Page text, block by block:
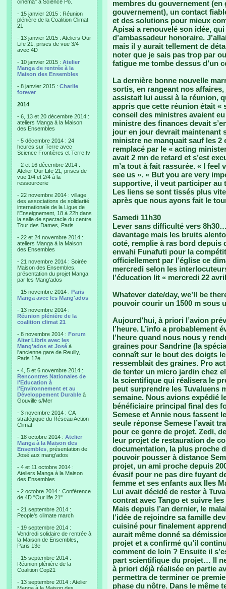
cinéma" à Science Po.
- 15 janvier 2015 : Réunion
plénière de la Coalition Climat
21
- 13 janvier 2015 : Ateliers Our
Life 21, prises de vue 3/4
avec 4D
- 10 janvier 2015 : Atelier
Manga de rentrée à la
Maison des Ensembles
- 8 janvier 2015 : Charlie
forever
2014
- 6, 13 et 20 décembre 2014 :
ateliers Manga à la Maison
des Ensembles
- 5 décembre 2014 : 24
heures sur Terre avec
Science Frontières et Terre.tv
- 2 et 16 décembre 2014 :
Atelier Our Life 21, prises de
vue 1/4 et 2/4 à la
ressourcerie
- 22 novembre 2014 : village
des associations de solidarité
internationale de la Ligue de
l'Enseignement, 18 à 22h dans
la salle de spectacle du centre
Tour des Dames, Paris
- 22 et 24 novembre 2014 :
ateliers Manga à la Maison
des Ensembles
- 21 novembre 2014 : Soirée
Maison des Ensembles,
présentation du projet Manga
par les Mang'ados
- 15 novembre 2014 : Paris
Manga avec les Mang'ados
- 13 novembre 2014 :
Réunion plénière de la
coalition climat 21
- 8 novembre 2014 : Forum
Alter Libris avec les
Mang'ados et José à
l'ancienne gare de Reuilly,
Paris 12e
- 4, 5 et 6 novembre 2014 :
Rencontres Nationales de
l'Education à
l'Environnement et au
Développement Durable à
Gouville s/Mer
- 3 novembre 2014 : CA
stratégique du Réseau Action
Climat
- 18 octobre 2014 : Atelier
Manga à la Maison des
Ensembles , présentation de
José aux mang'ados
- 4 et 11 octobre 2014 :
Ateliers Manga à la Maison
des Ensembles
- 2 octobre 2014 : Conférence
de 4D "Our life 21"
- 21 septembre 2014 :
People's climate march
- 19 septembre 2014 :
Vendredi solidaire de rentrée à
la Maison de Ensembles,
Paris 13e
- 15 septembre 2014 :
Réunion plénière de la
Coalition Cop21
- 13 septembre 2014 : Atelier
membres du gouvernement
gouvernement), un contact
et des solutions pour mieux
Apisai a renouvelé son idée,
d’ambassadeur honoraire.
mais il y aurait tellement de
noter que je sais pas trop par
fatigue me tombe dessus d’un
La dernière bonne nouvelle
sortis, en rangeant nos
assistait lui aussi à la réunion,
appris que cette réunion était «
conseil des ministres avaient
ministre des finances devait
jour en jour devrait maintenant
ministre ne manquait sauf les 2
remplacé par le « acting
avait 2 mn de retard et s’est
m’a tout à fait rassurée. « I
see us ». « But you are very
supportive, il veut participer au
Les liens se sont tissés plus
après que nous ayons fait le
Samedi 11h30
Lever sans difficulté vers
davantage mais les bruits
coté, remplie à ras bord depuis
envahi Funafuti pour la
officiellement par l’église ce
mercredi selon les
l’éducation lit « mercredi 22
Whatever date/day, we’ll be
pouvoir courir un 1500 m sous
Aujourd’hui, à priori l’avion
l’heure. L’info a probablement
l’heure quand nous nous y
graines pour Sandrine (la
connaît sur le bout des doigts
ressemblait des graines. Pro
de tenter un micro jardin chez
la scientifique qui réalisera le
peut surprendre les Tuvaluens
semaine. Nous avions expédié
bénéficiaire principal final des
Semese et Annie nous fassent
seule réponse Semese l’avait
pour ce genre de projet. Zedi,
leur projet de restauration de
documentation, la plus proche
pouvoir pousser à distance
projet, un ami proche depuis
évasif pour ne pas dire fuyant
femme et ses enfants aux Iles
Lui avait décidé de rester à
contrat avec Tango et suivre
Mais depuis l’an dernier, le
l’idée de rejoindre sa famille
cuisiné pour finalement
aurait même donné sa
projet et a confirmé qu’il
comment de loin ? Ensuite il
part scientifique du projet… Il
à priori déjà réalisée en partie
permettra de terminer ce
phase du nôtre. Dans le même